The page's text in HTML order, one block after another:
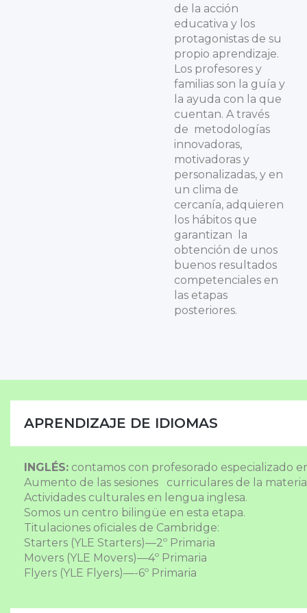
de la acción
educativa y los
protagonistas de su
propio aprendizaje.
Los profesores y
familias son la guía y
la ayuda con la que
cuentan. A través
de metodologías
innovadoras,
motivadoras y
personalizadas, y en
un clima de
cercanía, adquieren
los hábitos que
garantizan la
obtención de unos
buenos resultados
competenciales en
las etapas
posteriores.
APRENDIZAJE DE IDIOMAS
INGLÉS: contamos con profesorado especializado
Aumento de las sesiones curriculares de la
Actividades culturales en lengua inglesa.
Somos un centro bilingüe en esta etapa.
Titulaciones oficiales de Cambridge:
Starters (YLE Starters)—2º Primaria
Movers (YLE Movers)—4º Primaria
Flyers (YLE Flyers)—-6º Primaria